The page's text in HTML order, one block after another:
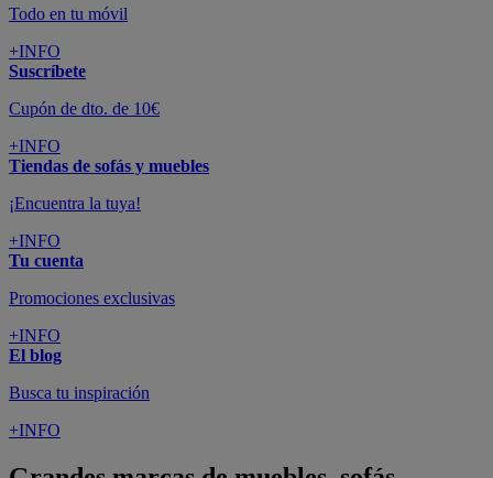
Todo en tu móvil
+INFO
Suscríbete
Cupón de dto. de 10€
+INFO
Tiendas de sofás y muebles
¡Encuentra la tuya!
+INFO
Tu cuenta
Promociones exclusivas
+INFO
El blog
Busca tu inspiración
+INFO